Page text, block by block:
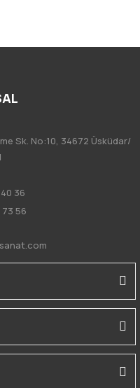
Sk. No:10, 34672 Üsküdar/
36
56